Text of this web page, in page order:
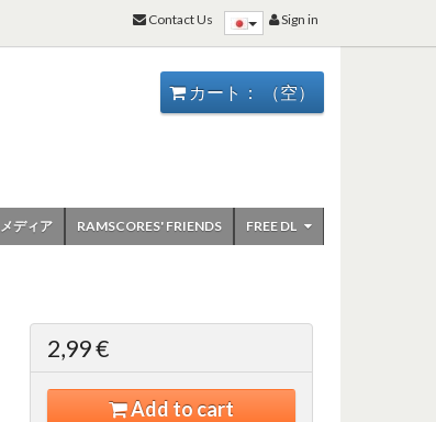
カート： （空）
FREE DL
RAMSCORES' FRIENDS
メディア
2,99 €
Add to cart
Sign in
Contact Us